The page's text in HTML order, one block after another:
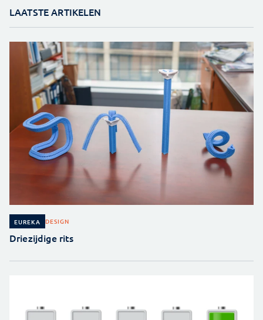
LAATSTE ARTIKELEN
EUREKA DESIGN
Driezijdige rits